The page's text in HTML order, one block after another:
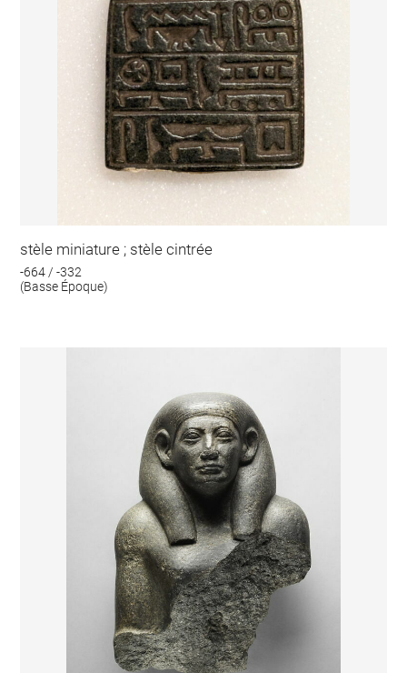
stèle miniature ; stèle cintrée
-664 / -332
(Basse Époque)